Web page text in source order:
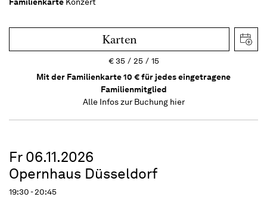
Karten
€35 25
15
Mit der Familienkarte 10 € für jedes eingetragene
Familienmitglied
Alle Infos zur Buchung hier
Fr 06.11.2026
Opernhaus Düsseldorf
19:30 - 20:45